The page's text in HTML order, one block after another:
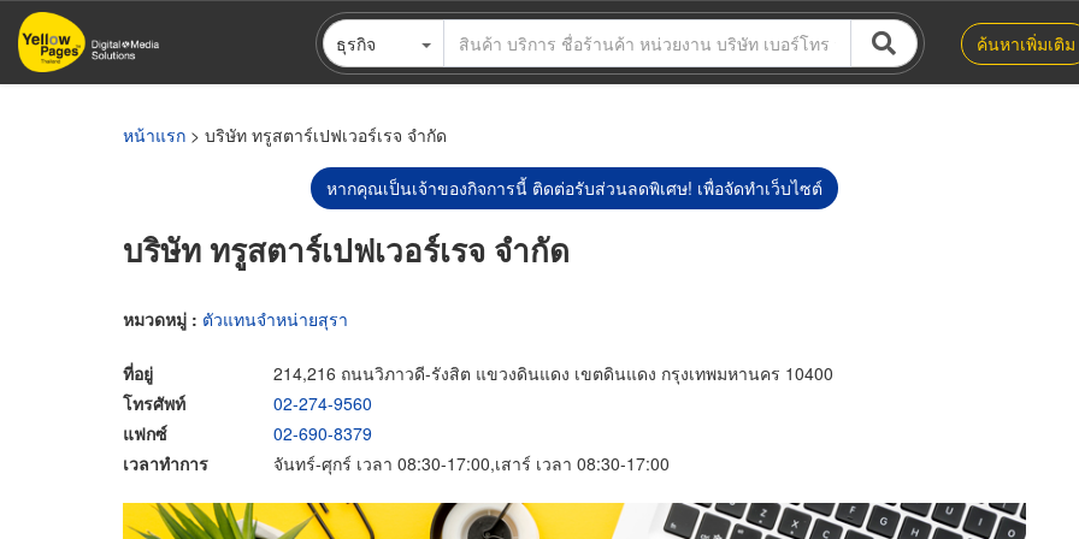
ข้าม
ไป
ธุรกิจ ค้นหาเพิ่มเติม
หน้าแรก > บริษัท ทรูสตาร์เปฟเวอร์เรจ จำกัด
หากคุณเป็นเจ้าของกิจการนี้ ติดต่อรับส่วนลดพิเศษ! เพื่อจัดทำเว็บไซต์
บริษัท ทรูสตาร์เปฟเวอร์เรจ จำกัด
หมวดหมู่ : ตัวแทนจำหน่ายสุรา
ที่อยู่
214,216 ถนนวิภาวดี-รังสิต แขวงดินแดง เขตดินแดง กรุงเทพมหานคร 10400
โทรศัพท์
02-274-9560
แฟกซ์
02-690-8379
เวลาทำการ
จันทร์-ศุกร์ เวลา 08:30-17:00,เสาร์ เวลา 08:30-17:00